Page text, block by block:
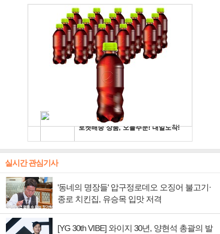
실시간 관심기사
'동네의 명장들' 압구정로데오 오징어 불고기·
종로 치킨집, 유승목 입맛 저격
[YG 30th VIBE] 와이지 30년, 양현석 총괄의 발